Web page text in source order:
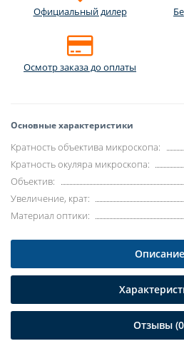
Официальный дилер
Осмотр заказа до оплаты
Основные характеристики
Кратность объектива микроскопа:
Кратность окуляра микроскопа:
Объектив:
Увеличение, крат:
Материал оптики:
Описание
Отзывы